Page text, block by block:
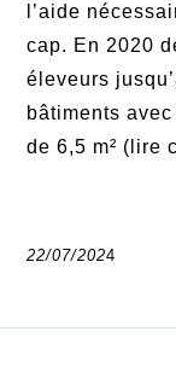
l’aide
cap. En 2020
éleveurs
bâtiments
de 6,5 m² (lire
22/07/2024